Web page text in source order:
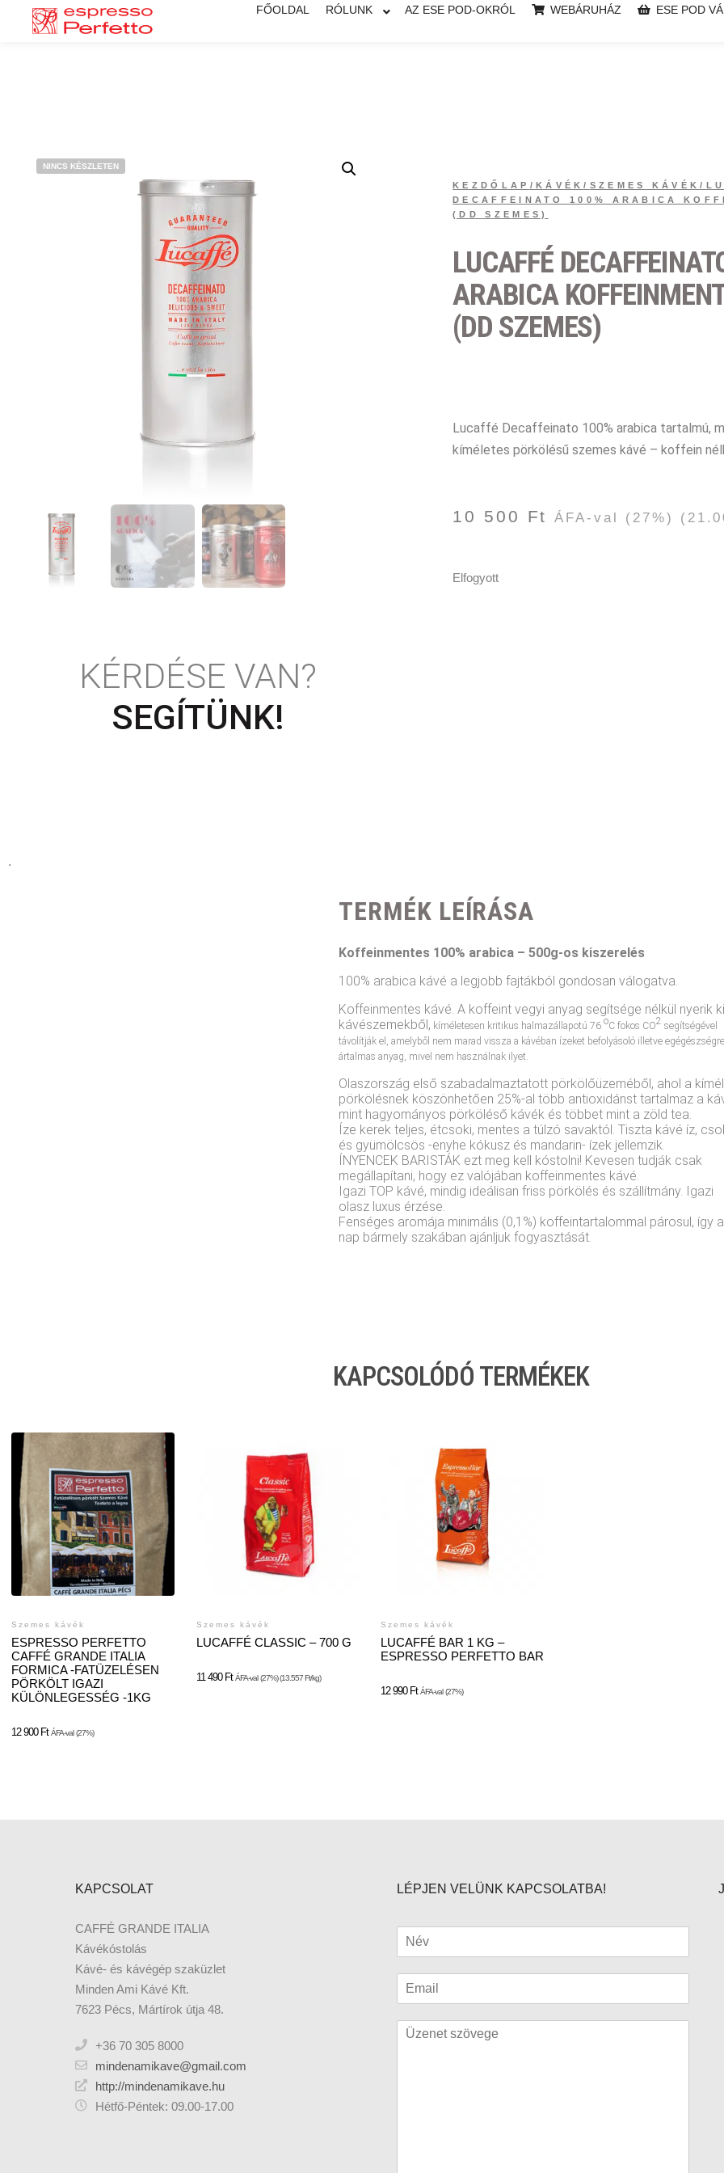
FŐOLDAL RÓLUNK AZ ESE POD-OKRÓL WEBÁRUHÁZ ESE POD
NINCS KÉSZLETEN
KÉRDÉSE VAN?
SEGÍTÜNK!
KEZDŐLAP / KÁVÉK/ SZEMES KÁVÉK/
DECAFFEINATO 100% ARABICA
(DD SZEMES)
LUCAFFÉ
ARABICA
(DD SZEMES)
Lucaffé Decaffeinato 100% arabica tartalmú,
kíméletes pörkölésű szemes kávé – koffein
10 500 Ft ÁFA-val (27%)
Elfogyott
.
TERMÉK LEÍRÁSA
Koffeinmentes 100% arabica – 500g-os kiszerelés
100% arabica kávé a legjobb fajtákból gondosan válogatva.
Koffeinmentes kávé. A koffeint vegyi anyag segítsége nélkül nyerik
kávészemekből, kíméletesen kritikus halmazállapotú 76oC fokos CO2 segítségével
távolítják el, amelyből nem marad vissza a kávéban ízeket befolyásoló illetve egégészségre
ártalmas anyag, mivel nem használnak ilyet.
Olaszország első szabadalmaztatott pörkölőüzeméből, ahol a
pörkölésnek köszönhetően 25%-al több antioxidánst tartalmaz a
mint hagyományos pörköléső kávék és többet mint a zöld tea.
Íze kerek teljes, étcsoki, mentes a túlzó savaktól. Tiszta kávé íz,
és gyümölcsös -enyhe kókusz és mandarin- ízek jellemzik.
ÍNYENCEK BARISTÁK ezt meg kell kóstolni! Kevesen tudják csak
megállapítani, hogy ez valójában koffeinmentes kávé.
Igazi TOP kávé, mindig ideálisan friss pörkölés és szállítmány. Igazi
olasz luxus érzése.
Fenséges aromája minimális (0,1%) koffeintartalommal párosul, így a
nap bármely szakában ajánljuk fogyasztását.
KAPCSOLÓDÓ TERMÉKEK
Szemes kávék
ESPRESSO PERFETTO
CAFFÉ GRANDE ITALIA
FORMICA -FATÜZELÉSEN
PÖRKÖLT IGAZI
KÜLÖNLEGESSÉG -1KG
12 900 Ft ÁFA-val (27%)
Szemes kávék
LUCAFFÉ CLASSIC – 700 G
11 490 Ft ÁFA-val (27%) (13.557 Ft/kg)
Szemes kávék
LUCAFFÉ BAR 1 KG –
ESPRESSO PERFETTO BAR
12 990 Ft ÁFA-val (27%)
KAPCSOLAT
CAFFÉ GRANDE ITALIA
Kávékóstolás
Kávé- és kávégép szaküzlet
Minden Ami Kávé Kft.
7623 Pécs, Mártírok útja 48.
+36 70 305 8000
mindenamikave@gmail.com
http://mindenamikave.hu
Hétfő-Péntek: 09.00-17.00
LÉPJEN VELÜNK KAPCSOLATBA!